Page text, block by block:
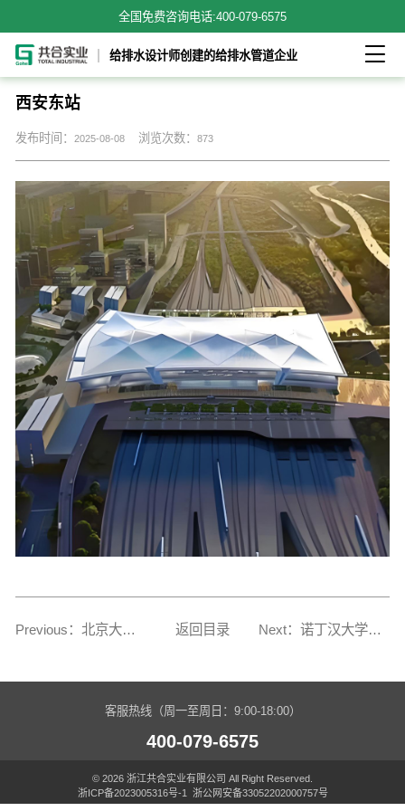
全国免费咨询电话:400-079-6575
给排水设计师创建的给排水管道企业 
西安东站
发布时间： 2025-08-08 浏览次数： 873
Previous：北京大兴机场 返回目录 Next：诺丁汉大学改造项目
客服热线（周一至周日：9:00-18:00）
400-079-6575
© 2026 浙江共合实业有限公司 All Right Reserved.
浙ICP备2023005316号-1
浙公网安备33052202000757号